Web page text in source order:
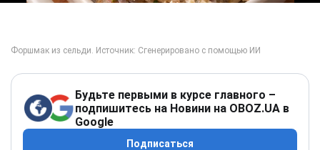
Будьте первыми в курсе главного –
подпишитесь на Новини на OBOZ.UA в
Google
Подписаться